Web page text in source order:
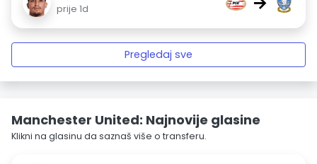
prije 1d
Pregledaj sve
Manchester United: Najnovije glasine
Klikni na glasinu da saznaš više o transferu.